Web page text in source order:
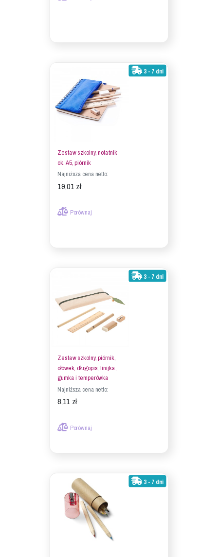
3 - 7 dni
Zestaw szkolny, notatnik
ok. A5, piórnik
Najniższa cena netto:
19,01 zł
Porównaj
3 - 7 dni
Zestaw szkolny, piórnik,
ołówek, długopis, linijka,
gumka i temperówka
Najniższa cena netto:
8,11 zł
Porównaj
3 - 7 dni